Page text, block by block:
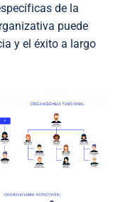
de la
puede
y el éxito a largo